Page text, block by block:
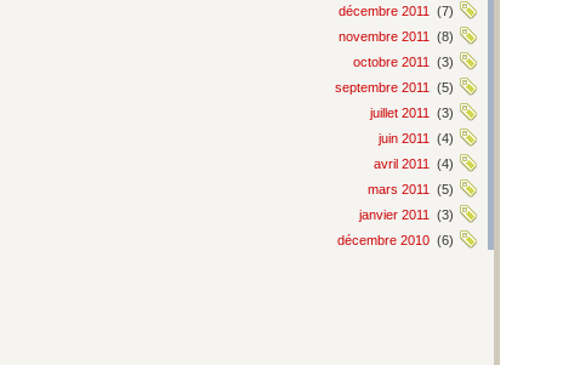
décembre 2011
(7)
novembre 2011
(8)
octobre 2011
(3)
septembre 2011
(5)
juillet 2011
(3)
juin 2011
(4)
avril 2011
(4)
mars 2011
(5)
janvier 2011
(3)
décembre 2010 (6)